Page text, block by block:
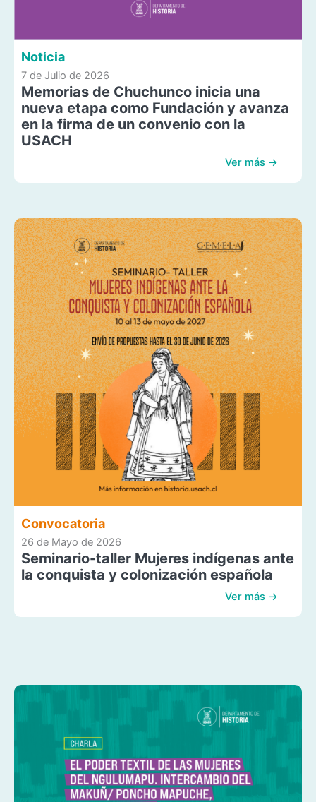
Noticia
7 de Julio de 2026
Memorias de Chuchunco inicia una
nueva etapa como Fundación y avanza
en la firma de un convenio con la
USACH
Ver más →
Convocatoria
26 de Mayo de 2026
Seminario-taller Mujeres indígenas ante
la conquista y colonización española
Ver más →